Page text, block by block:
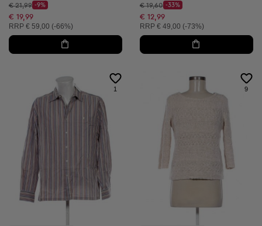
Startpreis:
€ 21,99
Discount Price:
-9%
Reduzierter Preis:
€ 19,99
Unverbindliche Preisempfehlung:
RRP € 59,00 (-66%)
Startpreis:
€ 19,60
Discount Price:
-33%
Reduzierter Preis:
€ 12,99
Unverbindliche Preisempfehlung:
RRP € 49,00 (-73%)
1 9